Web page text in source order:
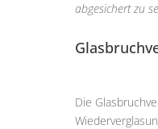
abgesichert zu
Die